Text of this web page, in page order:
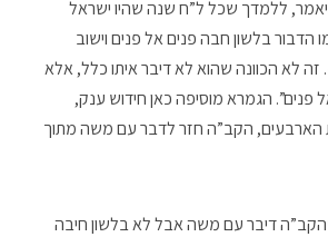
ללמדך שכל ל”ח שנה שהיו ישראל
הדבור בלשון חבה פנים אל פנים וישוב
זה לא הכוונה שהוא לא דיבר איתו כלל, אלא
פנים”. הגמרא מוסיפה כאן חידוש ענק,
הקב”ה חזר לדבר עם משה מתוך
דיבר עם משה אבל לא בלשון חיבה